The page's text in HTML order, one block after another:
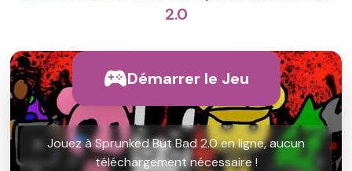
2.0
Démarrer le Jeu
Jouez à Sprunked But Bad 2.0 en ligne, aucun
téléchargement nécessaire !